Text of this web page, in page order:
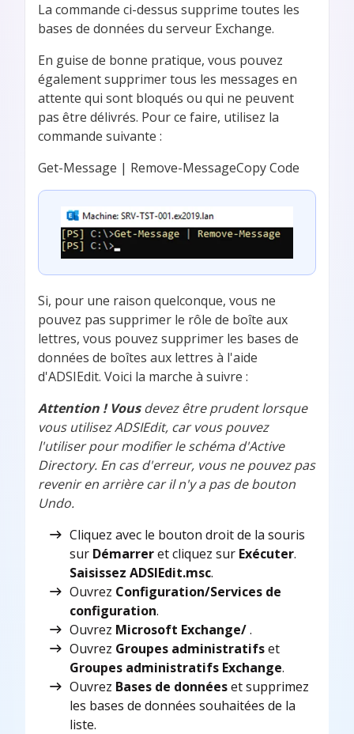
La commande ci-dessus supprime toutes les
bases de données du serveur Exchange.
En guise de bonne pratique, vous pouvez
également supprimer tous les messages en
attente qui sont bloqués ou qui ne peuvent
pas être délivrés. Pour ce faire, utilisez la
commande suivante :
Get-Message | Remove-MessageCopy Code
Si, pour une raison quelconque, vous ne
pouvez pas supprimer le rôle de boîte aux
lettres, vous pouvez supprimer les bases de
données de boîtes aux lettres à l'aide
d'ADSIEdit. Voici la marche à suivre :
Attention ! Vousdevez être prudent lorsque
vous utilisez ADSIEdit, car vous pouvez
l'utiliser pour modifier le schéma d'Active
Directory. En cas d'erreur, vous ne pouvez pas
revenir en arrière car il n'y a pas de bouton
Undo.
Cliquez avec le bouton droit de la souris
sur Démarreret cliquez sur Exécuter.
Saisissez ADSIEdit.msc.
Ouvrez Configuration/Services de
configuration.
Ouvrez Microsoft Exchange/.
Ouvrez Groupes administratifset
Groupes administratifs Exchange.
Ouvrez Bases de donnéeset supprimez
les bases de données souhaitées de la
liste.